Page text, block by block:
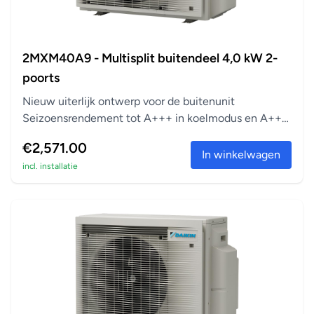
Zilverfilter voor allergeenbestrijding en luchtzuivering
toevoer van schone lucht te garanderen
Bijna onhoorbaar
Bijna onhoorbaar: de unit werkt zo stil, dat je vergeet dat
hij er is.
Vangt de kleinste stofdeeltjes op, om een constante
toevoer van schone lucht te garanderen.
Start, stopt en regelt de airconditioner op afstand.
Centrale afstandsbediening
Voor het op afstand starten, stoppen en regelen van
meerdere airconditioners vanaf een centraal punt.
Storingsdiagnose
2MXM40A9 - Multisplit buitendeel 4,0 kW 2-
poorts
Nieuw uiterlijk ontwerp voor de buitenunit
Seizoensrendement tot A+++ in koelmodus en A++
€2,571.00
incl. installatie
In winkelwagen